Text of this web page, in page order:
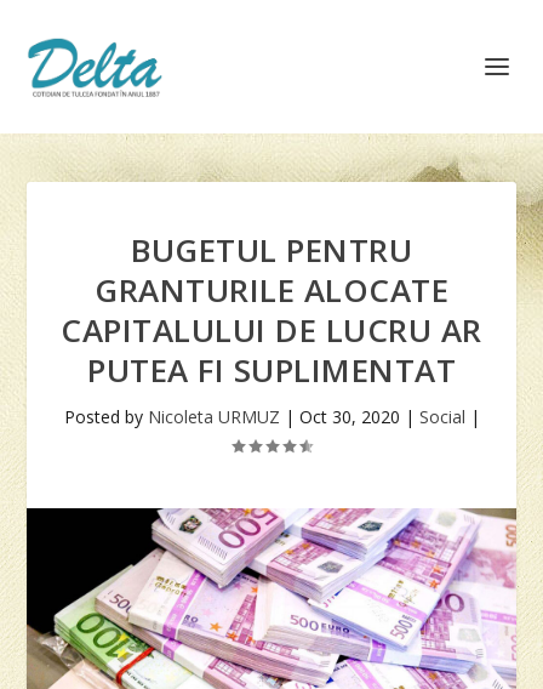
BUGETUL PENTRU
GRANTURILE ALOCATE
CAPITALULUI DE LUCRU AR
PUTEA FI SUPLIMENTAT
Posted by Nicoleta URMUZ | Oct 30, 2020 | Social |